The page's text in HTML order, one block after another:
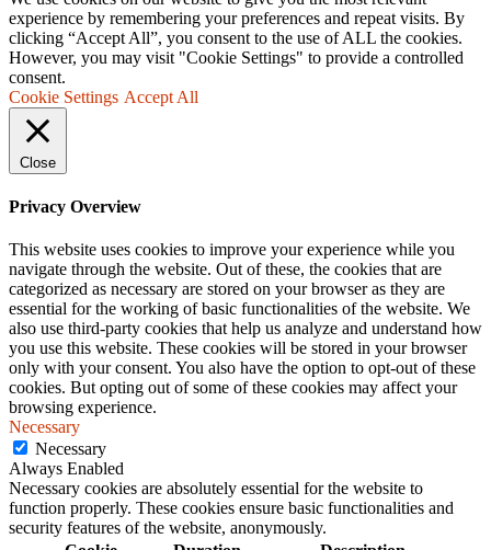
experience by remembering your preferences and repeat visits. By
clicking “Accept All”, you consent to the use of ALL the cookies.
However, you may visit "Cookie Settings" to provide a controlled
consent.
Cookie Settings Accept All
Close
Privacy Overview
This website uses cookies to improve your experience while you
navigate through the website. Out of these, the cookies that are
categorized as necessary are stored on your browser as they are
essential for the working of basic functionalities of the website. We
also use third-party cookies that help us analyze and understand how
you use this website. These cookies will be stored in your browser
only with your consent. You also have the option to opt-out of these
cookies. But opting out of some of these cookies may affect your
browsing experience.
Necessary
Necessary
Always Enabled
Necessary cookies are absolutely essential for the website to
function properly. These cookies ensure basic functionalities and
security features of the website, anonymously.